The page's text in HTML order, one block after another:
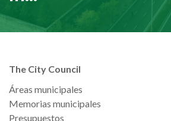
The City Council
Áreas municipales
Memorias municipales
Presupuestos